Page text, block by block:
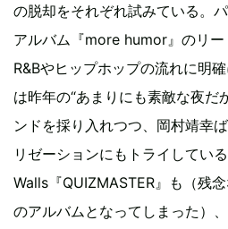
の脱却をそれぞれ試みている。
アルバム『more humor』のリ
R&Bやヒップホップの流れに明
は昨年の“あまりにも素敵な夜だ
ンドを採り入れつつ、岡村靖幸
リゼーションにもトライしてい
Walls『QUIZMASTER』も（残
のアルバムとなってしまった）